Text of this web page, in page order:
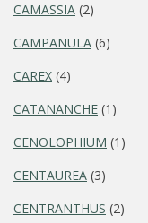
CAMASSIA (2)
CAMPANULA (6)
CAREX (4)
CATANANCHE (1)
CENOLOPHIUM (1)
CENTAUREA (3)
CENTRANTHUS (2)